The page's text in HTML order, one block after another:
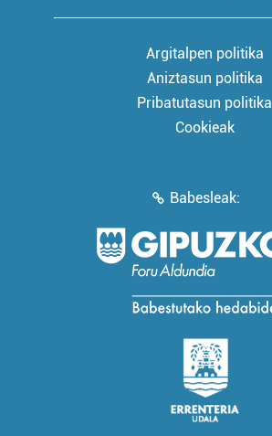
Argitalpen politika
Aniztasun politika
Pribatutasun politika
Cookieak
Babesleak: